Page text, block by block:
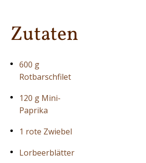
Zutaten
600 g
Rotbarschfilet
120 g Mini-
Paprika
1 rote Zwiebel
Lorbeerblätter